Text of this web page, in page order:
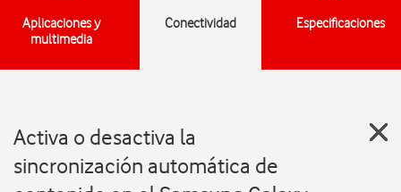
Aplicaciones y
multimedia
Conectividad Especificaciones
Activa o desactiva la
sincronización automática de